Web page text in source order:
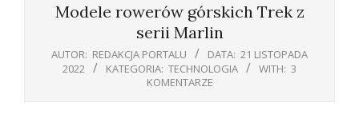
Modele rowerów górskich Trek z
serii Marlin
AUTOR: REDAKCJA PORTALU DATA: 21 LISTOPADA
2022
KATEGORIA: TECHNOLOGIA WITH: 3
KOMENTARZE